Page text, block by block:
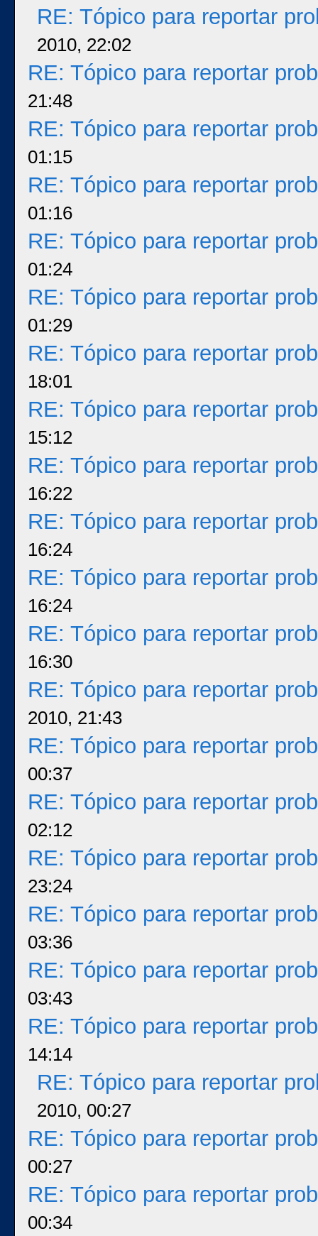
RE: Tópico para reportar
2010, 22:02
RE: Tópico para reportar
21:48
RE: Tópico para reportar
01:15
RE: Tópico para reportar
01:16
RE: Tópico para reportar
01:24
RE: Tópico para reportar
01:29
RE: Tópico para reportar
18:01
RE: Tópico para reportar
15:12
RE: Tópico para reportar
16:22
RE: Tópico para reportar
16:24
RE: Tópico para reportar
16:24
RE: Tópico para reportar
16:30
RE: Tópico para reportar
2010, 21:43
RE: Tópico para reportar
00:37
RE: Tópico para reportar
02:12
RE: Tópico para reportar
23:24
RE: Tópico para reportar
03:36
RE: Tópico para reportar
03:43
RE: Tópico para reportar
14:14
RE: Tópico para reportar
2010, 00:27
RE: Tópico para reportar
00:27
RE: Tópico para reportar
00:34